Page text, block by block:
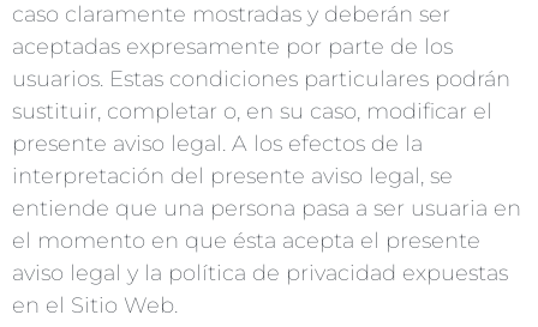
caso claramente mostradas y deberán ser
aceptadas expresamente por parte de los
usuarios. Estas condiciones particulares podrán
sustituir, completar o, en su caso, modificar el
presente aviso legal. A los efectos de la
interpretación del presente aviso legal, se
entiende que una persona pasa a ser usuaria en
el momento en que ésta acepta el presente
aviso legal y la política de privacidad expuestas
en el Sitio Web.